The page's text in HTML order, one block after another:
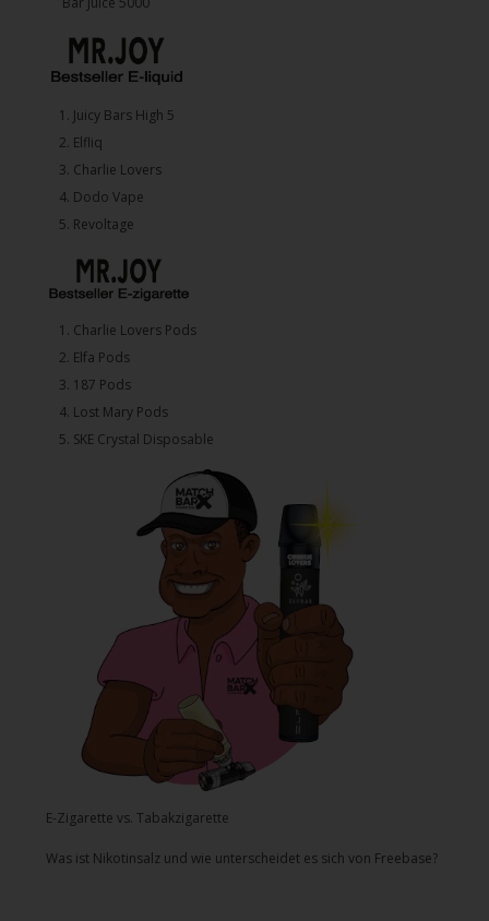
1.⁠ ⁠Juicy Bars High 5
2.⁠ ⁠⁠Elfliq
3.⁠ ⁠⁠Charlie Lovers
4.⁠ ⁠⁠Dodo Vape
5. ⁠Revoltage
1.⁠ ⁠Charlie Lovers Pods
2.⁠ ⁠⁠Elfa Pods
3.⁠ ⁠⁠187 Pods
4.⁠ ⁠⁠Lost Mary Pods
5.⁠ ⁠⁠SKE Crystal Disposable
E-Zigarette vs. Tabakzigarette
Was ist Nikotinsalz und wie unterscheidet es sich von Freebase?